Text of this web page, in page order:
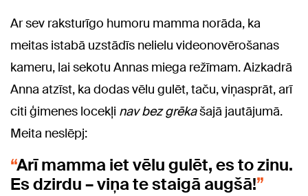
Ar sev raksturīgo humoru mamma norāda, ka
meitas istabā uzstādīs nelielu videonovērošanas
kameru, lai sekotu Annas miega režīmam. Aizkadrā
Anna atzīst, ka dodas vēlu gulēt, taču, viņasprāt, arī
citi ģimenes locekļi nav bez grēkašajā jautājumā.
Meita neslēpj:
Arī mamma iet vēlu gulēt, es to zinu.
Es dzirdu – viņa te staigā augšā!